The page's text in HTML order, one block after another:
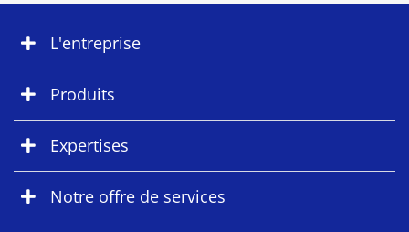
L'entreprise
Produits
Expertises
Notre offre de services